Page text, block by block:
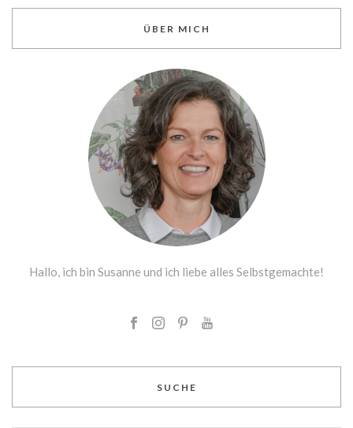
ÜBER MICH
Hallo, ich bin Susanne und ich liebe alles Selbstgemachte!
SUCHE